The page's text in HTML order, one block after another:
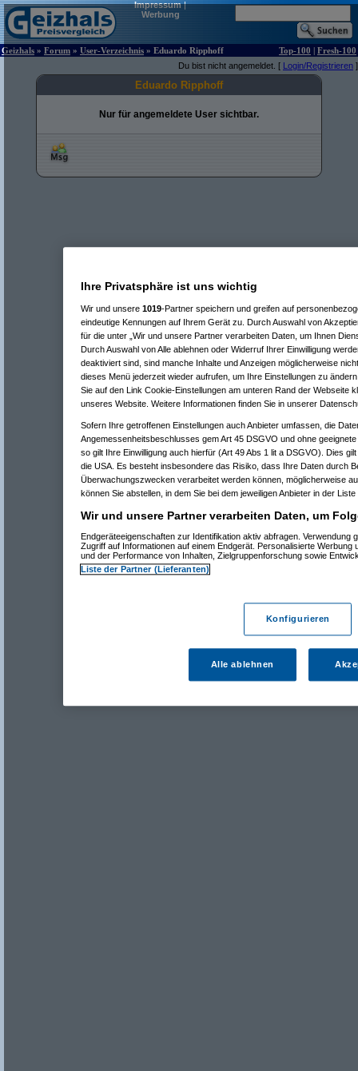
Impressum|
Werbung
Geizhals » Forum » User-Verzeichnis » Eduardo Ripphoff Top-100 | Fresh-100
Du bist nicht angemeldet. [ Login/Registrieren ]
Eduardo Ripphoff
Nur für angemeldete User sichtbar.
Ihre Privatsphäre ist uns wichtig
Wir und unsere 1019-Partner speichern und greifen auf
eindeutige Kennungen auf Ihrem Gerät zu. Durch Auswahl von
für die unter „Wir und unsere Partner verarbeiten Daten, um Ihnen
Durch Auswahl von Alle ablehnen oder Widerruf Ihrer Einwilligung
deaktiviert sind, sind manche Inhalte und Anzeigen möglicherweise
dieses Menü jederzeit wieder aufrufen, um Ihre Einstellungen zu
Sie auf den Link Cookie-Einstellungen am unteren Rand der Webseite
unseres Website. Weitere Informationen finden Sie in unserer
Sofern Ihre getroffenen Einstellungen auch Anbieter umfassen, die
Angemessenheitsbeschlusses gem Art 45 DSGVO und ohne
so gilt Ihre Einwilligung auch hierfür (Art 49 Abs 1 lit a DSGVO). Dies
die USA. Es besteht insbesondere das Risiko, dass Ihre Daten durch
Überwachungszwecken verarbeitet werden können, möglicherweise
können Sie abstellen, in dem Sie bei dem jeweiligen Anbieter in der
Wir und unsere Partner verarbeiten Daten, um
Endgeräteeigenschaften zur Identifikation aktiv abfragen. Verwendung
Zugriff auf Informationen auf einem Endgerät. Personalisierte Werbung
und der Performance von Inhalten, Zielgruppenforschung sowie
Liste der Partner (Lieferanten)
Konfigurieren
Alle ablehnen